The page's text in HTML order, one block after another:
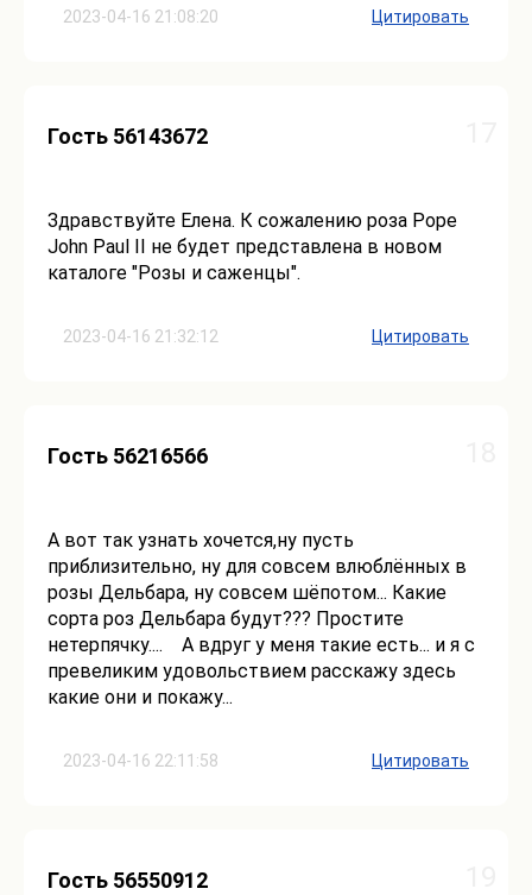
2023-04-16 21:08:20 Цитировать
2023-04-16 21:32:12
Гость 56143672
Здравствуйте Елена. К сожалению роза Pope
John Paul II не будет представлена в новом
каталоге "Розы и саженцы".
Цитировать
2023-04-16 22:11:58
Гость 56216566
А вот так узнать хочется,ну пусть
приблизительно, ну для совсем влюблённых в
розы Дельбара, ну совсем шёпотом... Какие
сорта роз Дельбара будут??? Простите
нетерпячку.... А вдруг у меня такие есть... и я с
превеликим удовольствием расскажу здесь
какие они и покажу...
Цитировать
Гость 56550912